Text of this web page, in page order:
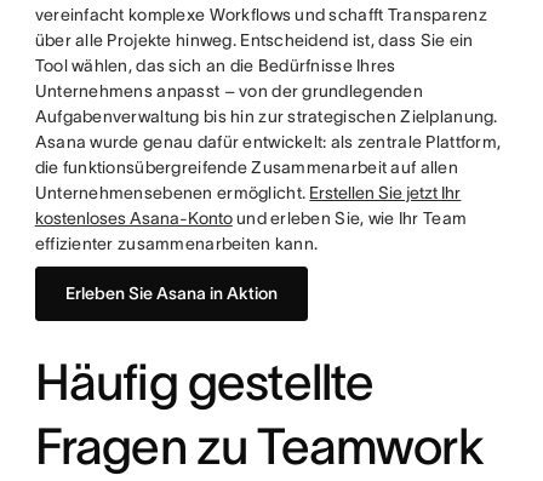
vereinfacht komplexe Workflows und schafft Transparenz
über alle Projekte hinweg. Entscheidend ist, dass Sie ein
Tool wählen, das sich an die Bedürfnisse Ihres
Unternehmens anpasst – von der grundlegenden
Aufgabenverwaltung bis hin zur strategischen Zielplanung.
Asana wurde genau dafür entwickelt: als zentrale Plattform,
die funktionsübergreifende Zusammenarbeit auf allen
Unternehmensebenen ermöglicht. Erstellen Sie jetzt Ihr
kostenloses Asana-Kontound erleben Sie, wie Ihr Team
effizienter zusammenarbeiten kann.
Erleben Sie Asana in Aktion
Häufig gestellte
Fragen zu Teamwork